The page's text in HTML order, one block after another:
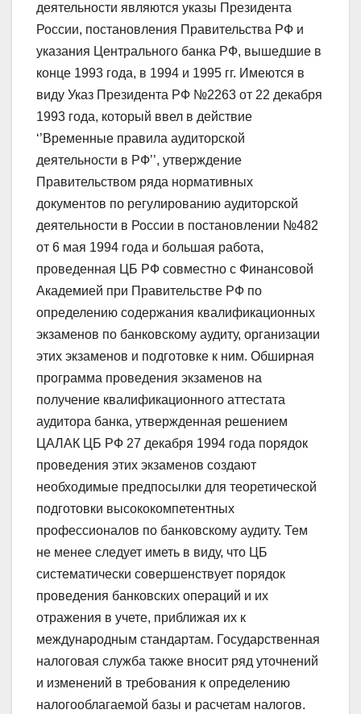
деятельности являются указы Президента
России, постановления Правительства РФ и
указания Центрального банка РФ, вышедшие в
конце 1993 года, в 1994 и 1995 гг. Имеются в
виду Указ Президента РФ №2263 от 22 декабря
1993 года, который ввел в действие
‘’Временные правила аудиторской
деятельности в РФ’’, утверждение
Правительством ряда нормативных
документов по регулированию аудиторской
деятельности в России в постановлении №482
от 6 мая 1994 года и большая работа,
проведенная ЦБ РФ совместно с Финансовой
Академией при Правительстве РФ по
определению содержания квалификационных
экзаменов по банковскому аудиту, организации
этих экзаменов и подготовке к ним. Обширная
программа проведения экзаменов на
получение квалификационного аттестата
аудитора банка, утвержденная решением
ЦАЛАК ЦБ РФ 27 декабря 1994 года порядок
проведения этих экзаменов создают
необходимые предпосылки для теоретической
подготовки высококомпетентных
профессионалов по банковскому аудиту. Тем
не менее следует иметь в виду, что ЦБ
систематически совершенствует порядок
проведения банковских операций и их
отражения в учете, приближая их к
международным стандартам. Государственная
налоговая служба также вносит ряд уточнений
и изменений в требования к определению
налогооблагаемой базы и расчетам налогов.